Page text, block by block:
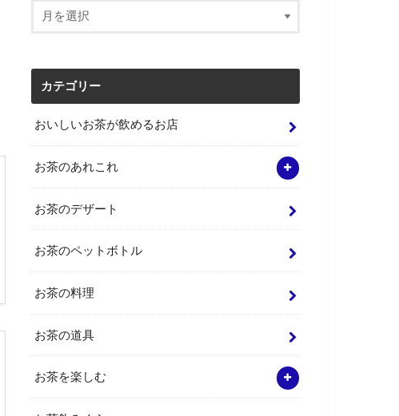
カテゴリー
おいしいお茶が飲めるお店
お茶のあれこれ
お茶のデザート
お茶のペットボトル
お茶の料理
お茶の道具
お茶を楽しむ